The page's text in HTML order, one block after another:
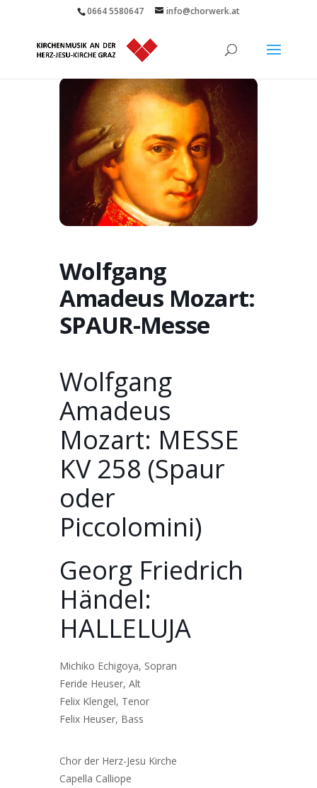
0664 5580647 info@chorwerk.at
Wolfgang
Amadeus Mozart:
SPAUR-Messe
Wolfgang
Amadeus
Mozart: MESSE
KV 258 (Spaur
oder
Piccolomini)
Georg Friedrich
Händel:
HALLELUJA
Michiko Echigoya, Sopran
Feride Heuser, Alt
Felix Klengel, Tenor
Felix Heuser, Bass
Chor der Herz-Jesu Kirche
Capella Calliope